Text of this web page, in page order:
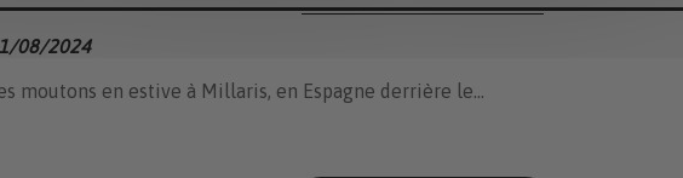
08/2024
moutons en estive à Millaris, en Espagne derrière le...